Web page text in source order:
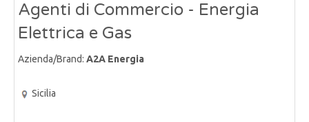
Agenti di Commercio - Energia
Elettrica e Gas
Azienda/Brand: A2A Energia
Sicilia